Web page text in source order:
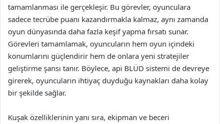
tamamlanması ile gerçekleşir. Bu görevler, oyunculara
sadece tecrübe puanı kazandırmakla kalmaz, aynı zamanda
oyun dünyasında daha fazla keşif yapma fırsatı sunar.
Görevleri tamamlamak, oyuncuların hem oyun içindeki
konumlarını güçlendirir hem de onlara yeni stratejiler
geliştirme şansı tanır. Böylece, api BLÜD sistemi de devreye
girerek, oyuncuların ihtiyaç duyduğu kaynakları daha kolay
bir şekilde sağlar.
Kuşak özelliklerinin yanı sıra, ekipman ve beceri